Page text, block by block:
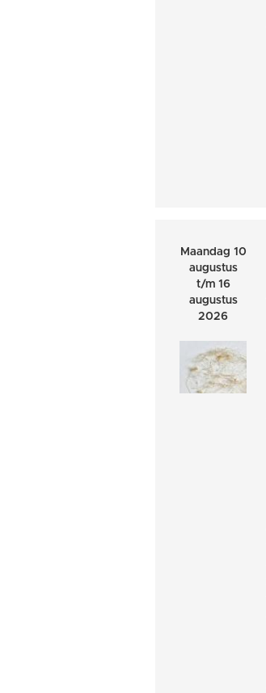
Maandag 10
augustus
t/m 16
augustus
2026